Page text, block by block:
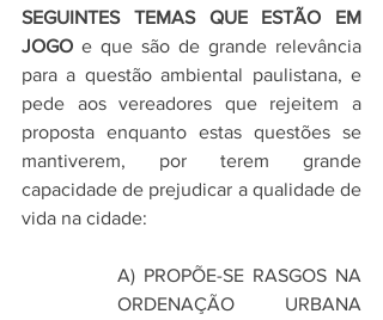
SEGUINTES TEMAS QUE ESTÃO EM
JOGO e que são de grande relevância
para a questão ambiental paulistana, e
pede aos vereadores que rejeitem a
proposta enquanto estas questões se
mantiverem, por terem grande
capacidade de prejudicar a qualidade de
vida na cidade:
A) PROPÕE-SE RASGOS NA
ORDENAÇÃO URBANA